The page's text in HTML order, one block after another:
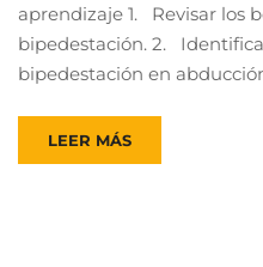
aprendizaje 1. Revisar los
bipedestación. 2.
bipedestación en
LEER MÁS